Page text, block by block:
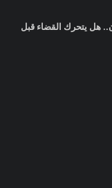
هل يتحرك القضاء قبل